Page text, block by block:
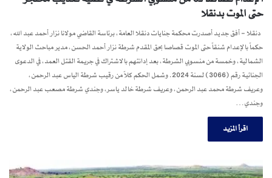
حتى الموت بدنقلا
دنقلا – أفق جديد أصدرت محكمة جنايات دنقلا العامة، برئاسة القاضي مولانا نزار أحمد عبد الله،
حكماً بالإعدام شنقاً حتى الموت قصاصا بحق المقدم شرطة نزار أحمد الحسن، مدير مباحث الولاية
الشمالية، وخمسة من منسوبي الشرطة، بعد إدانتهم بالاشتراك في جريمة القتل العمد، في الدعوى
الجنائية رقم (3066) لسنة 2024. وشمل الحكم كلاً من رقيب شرطة الياس عبد الرحمن،
وعريف شرطة محمد عبد الرحمن، وعريف شرطة خالد ياسر، وجندي شرطة مصعب عبد الرحمن،
وجندي…
اقرأ المزيد